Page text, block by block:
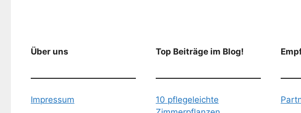
Über uns
Impressum
Top Beiträge im Blog!
10 pflegeleichte